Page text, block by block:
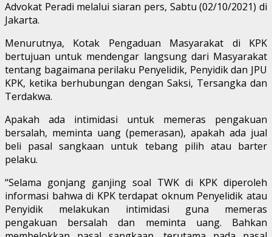
Advokat Peradi melalui siaran pers, Sabtu (02/10/2021) di
Jakarta.
Menurutnya, Kotak Pengaduan Masyarakat di KPK
bertujuan untuk mendengar langsung dari Masyarakat
tentang bagaimana perilaku Penyelidik, Penyidik dan JPU
KPK, ketika berhubungan dengan Saksi, Tersangka dan
Terdakwa.
Apakah ada intimidasi untuk memeras pengakuan
bersalah, meminta uang (pemerasan), apakah ada jual
beli pasal sangkaan untuk tebang pilih atau barter
pelaku.
“Selama gonjang ganjing soal TWK di KPK diperoleh
informasi bahwa di KPK terdapat oknum Penyelidik atau
Penyidik melakukan intimidasi guna memeras
pengakuan bersalah dan meminta uang. Bahkan